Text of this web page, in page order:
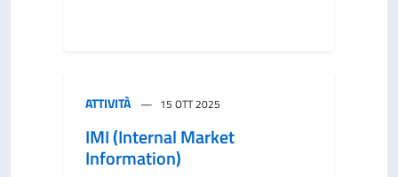
ATTIVITÀ 15 OTT 2025
IMI (Internal Market
Information)